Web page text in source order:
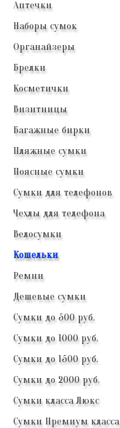
Аптечки
Наборы сумок
Органайзеры
Брелки
Косметички
Визитницы
Багажные бирки
Пляжные сумки
Поясные сумки
Сумки для телефонов
Чехлы для телефона
Велосумки
Кошельки
Ремни
Дешевые сумки
Сумки до 500 руб.
Сумки до 1000 руб.
Сумки до 1500 руб.
Сумки до 2000 руб.
Сумки класса Люкс
Сумки Премиум класса